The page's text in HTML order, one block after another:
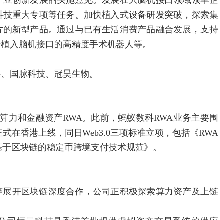
重大专项等任务。加快植入式设备研发突破，探索集
新型产品。通过与已有生活消费产品融合发展，支持
入脑机接口的高精度手术机器人等。
脉科技、冠昊生物。
金融资产RWA。此前，蚂蚁数科RWA业务主要围
在香港上线，同日Web3.0三项标准立项，包括《RWA
区块链的稳定币跨境支付技术规范》。
区块链深度合作，公司正积极探索算力资产及上链